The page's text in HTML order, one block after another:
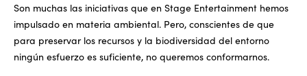
Son muchas las iniciativas que en Stage Entertainment hemos
impulsado en materia ambiental. Pero, conscientes de que
para preservar los recursos y la biodiversidad del entorno
ningún esfuerzo es suficiente, no queremos conformarnos.